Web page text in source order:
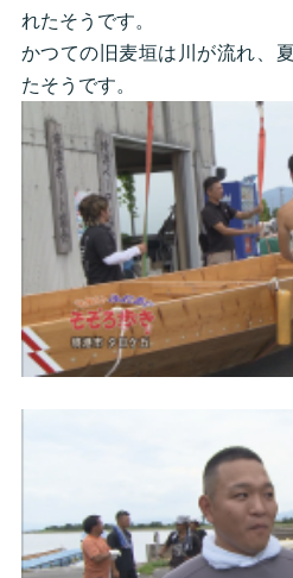
れたそうです。
かつての旧麦垣は川が流れ、
たそうです。